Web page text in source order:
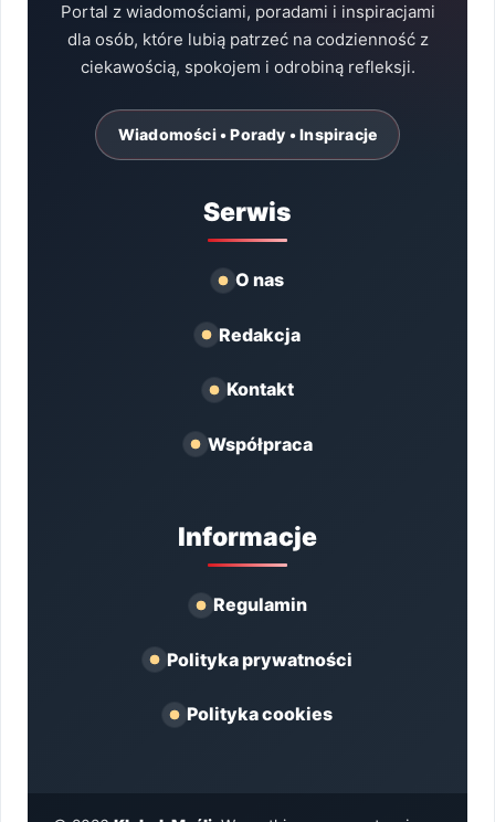
Portal z wiadomościami, poradami i inspiracjami
dla osób, które lubią patrzeć na codzienność z
ciekawością, spokojem i odrobiną refleksji.
Wiadomości • Porady • Inspiracje
Serwis
O nas
Redakcja
Kontakt
Współpraca
Informacje
Regulamin
Polityka prywatności
Polityka cookies